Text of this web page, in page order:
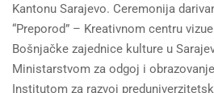
Kantonu Sarajevo. Ceremonija
“Preporod” – Kreativnom centru
Bošnjačke zajednice kulture u
Ministarstvom za odgoj i
Institutom za razvoj